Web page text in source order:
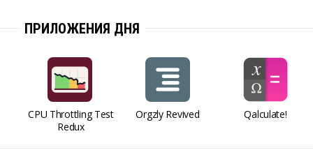
ПРИЛОЖЕНИЯ ДНЯ
CPU Throttling Test
Redux
Orgzly Revived Qalculate!